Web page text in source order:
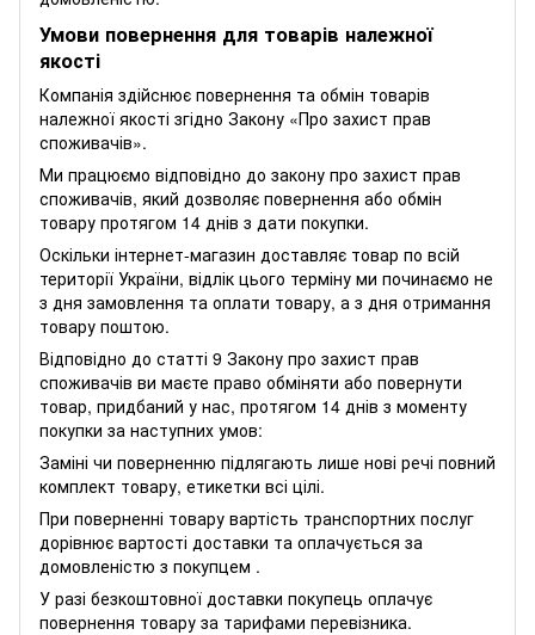
Умови повернення для товарів належної
якості
Компанія здійснює повернення та обмін товарів
належної якості згідно Закону «Про захист прав
споживачів».
Ми працюємо відповідно до закону про захист прав
споживачів, який дозволяє повернення або обмін
товару протягом 14 днів з дати покупки.
Оскільки інтернет-магазин доставляє товар по всій
території України, відлік цього терміну ми починаємо не
з дня замовлення та оплати товару, а з дня отримання
товару поштою.
Відповідно до статті 9 Закону про захист прав
споживачів ви маєте право обміняти або повернути
товар, придбаний у нас, протягом 14 днів з моменту
покупки за наступних умов:
Заміні чи поверненню підлягають лише нові речі повний
комплект товару, етикетки всі цілі.
При поверненні товару вартість транспортних послуг
дорівнює вартості доставки та оплачується за
домовленістю з покупцем .
У разі безкоштовної доставки покупець оплачує
повернення товару за тарифами перевізника.